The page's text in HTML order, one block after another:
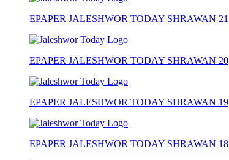
EPAPER JALESHWOR TODAY SHRAWAN 21
EPAPER JALESHWOR TODAY SHRAWAN 20
EPAPER JALESHWOR TODAY SHRAWAN 19
EPAPER JALESHWOR TODAY SHRAWAN 18